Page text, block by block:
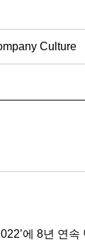
Culture
에 8년 연속